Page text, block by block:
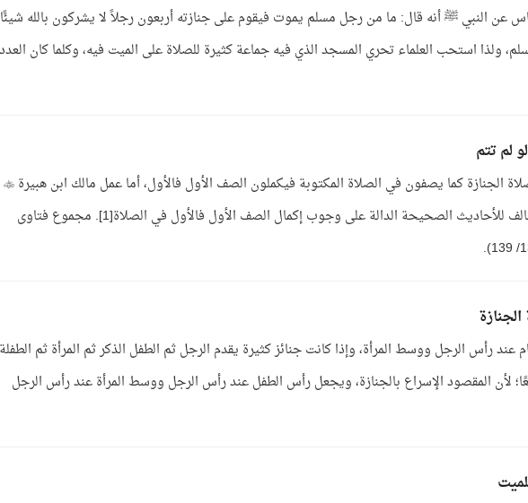
النبي ﷺ أنه قال: ما من رجل مسلم يموت فيقوم على جنازته أربعون رجلاً لا يشركون بالله شيئًا
فيه[1] رواه مسلم، ولذا استحب العلماء تحري المسجد الذي فيه جماعة كثيرة للصلاة على الميت فيه، وكلما كان العدد
لم تتم
ج: الأصل أن يصفوا في صلاة الجنازة كما يصفون في الصلاة المكتوبة فيكملون الصف الأول فالأول، أما عمل مالك ابن هبيرة 
ففي سنده ضعف وهو مخالف للأحاديث الصحيحة الدالة على وجوب إكمال الصف الأول فالأول في الصلاة[1]. مجموع فتاوى
رأس الرجل ووسط المرأة، وإذا كانت جنائز كثيرة يقدم الرجل ثم الطفل الذكر ثم المرأة ثم الطفلة
لأن المقصود الإسراع بالجنازة، ويجعل رأس الطفل عند رأس الرجل ووسط المرأة عند رأس الرجل